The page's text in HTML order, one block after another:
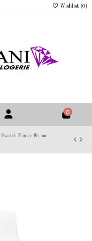
Wishlist (0 )
0
Swatch Montre Femme